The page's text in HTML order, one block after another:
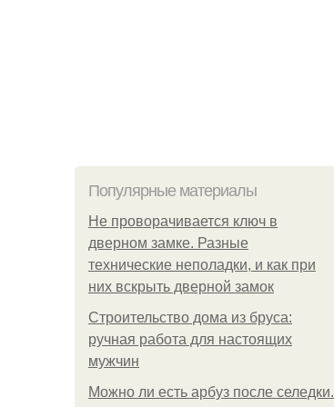
Популярные материалы
Не проворачивается ключ в
дверном замке. Разные
технические неполадки, и как при
них вскрыть дверной замок
Строительство дома из бруса:
ручная работа для настоящих
мужчин
Можно ли есть арбуз после селедки.